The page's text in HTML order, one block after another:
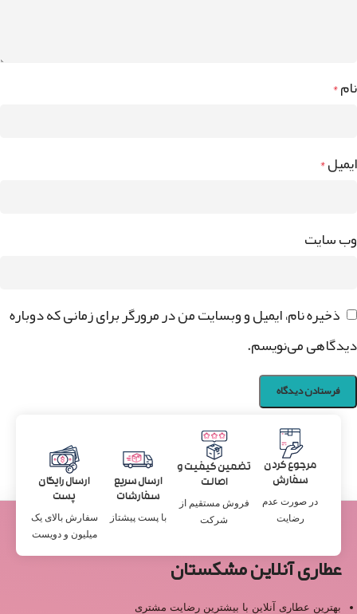
نام*
ایمیل*
وب‌ سایت
ذخیره نام، ایمیل و وبسایت من در مرورگر برای زمانی که دوباره
دیدگاهی می‌نویسم.
مرجوع کردن
سفارش
در صورت عدم
رضایت
تضمین کیفیت و
اصالت
فروش مستقیم از
شرکت
ارسال سریع
سفارشات
با پست پیشتاز
ارسال رایگان
پست
سفارش بالای یک
میلیون و دویست
عطاری آنلاین مشکستان
بهترین عطاری آنلاین با بیشترین رضایت مشتری